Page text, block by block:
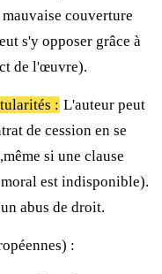
couverture
s'y opposer grâce à
de l'œuvre).
: L'auteur peut
de cession en se
si une clause
est indisponible).
abus de droit.
: